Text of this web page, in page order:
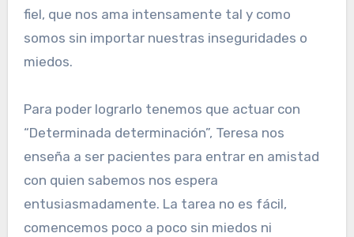
fiel, que nos ama intensamente tal y como
somos sin importar nuestras inseguridades o
miedos.
Para poder lograrlo tenemos que actuar con
“Determinada determinación”, Teresa nos
enseña a ser pacientes para entrar en amistad
con quien sabemos nos espera
entusiasmadamente. La tarea no es fácil,
comencemos poco a poco sin miedos ni